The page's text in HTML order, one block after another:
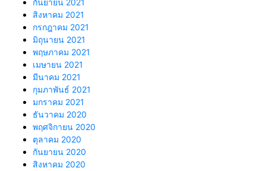
กันยายน 2021
สิงหาคม 2021
กรกฎาคม 2021
มิถุนายน 2021
พฤษภาคม 2021
เมษายน 2021
มีนาคม 2021
กุมภาพันธ์ 2021
มกราคม 2021
ธันวาคม 2020
พฤศจิกายน 2020
ตุลาคม 2020
กันยายน 2020
สิงหาคม 2020